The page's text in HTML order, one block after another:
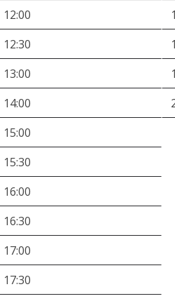
12:00
12:30
13:00
14:00
15:00
15:30
16:00
16:30
17:00
17:30